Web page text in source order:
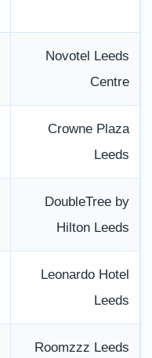
Novotel Leeds
Centre
Crowne Plaza
Leeds
DoubleTree by
Hilton Leeds
Leonardo Hotel
Leeds
Roomzzz Leeds